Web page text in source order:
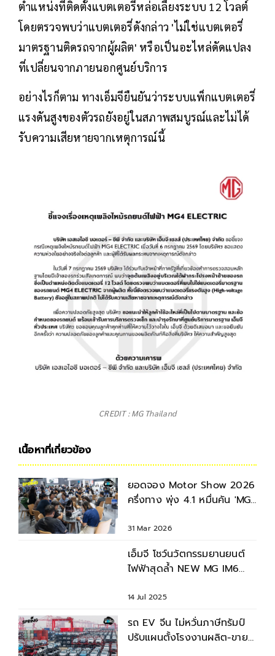
ตำแหน่งที่ติดตั้งแบตเตอรี่หล่อเลี้ยงระบบ 12 โวลต์
โดยตรวจพบว่าแบตเตอรี่ดังกล่าว 'ไม่ใช่แบตเตอรี่
มาตรฐานติดรถจากผู้ผลิต' หรือเป็นอะไหล่ดัดแปลง
ที่เปลี่ยนจากภายนอกศูนย์บริการ
อย่างไรก็ตาม ทางเอ็มจียืนยันว่าระบบแพ็กแบตเตอรี่
แรงดันสูงของตัวรถยังอยู่ในสภาพสมบูรณ์และไม่ได้
รับความเสียหายจากเหตุการณ์นี้
CREDIT : MG Thailand
เนื้อหาที่เกี่ยวข้อง
ยอดจอง Motor Show 2026
ครึ่งทาง พุ่ง 4.1 หมื่นคัน 'MG'
31 Mar 2026
เอ็มจี โชว์นวัตกรรมยานยนต์
ไฟฟ้าสุดล้ำ NEW MG IM6
14 Jul 2025
รถ EV จีน ไม่หวั่นภาษีทรัมป์
ปรับแผนตั้งโรงงานผลิต-ขาย